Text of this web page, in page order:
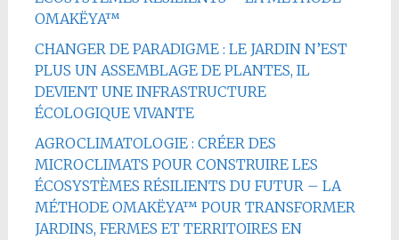
OMAKËYA™
CHANGER DE PARADIGME : LE JARDIN N’EST
PLUS UN ASSEMBLAGE DE PLANTES, IL
DEVIENT UNE INFRASTRUCTURE
ÉCOLOGIQUE VIVANTE
AGROCLIMATOLOGIE : CRÉER DES
MICROCLIMATS POUR CONSTRUIRE LES
ÉCOSYSTÈMES RÉSILIENTS DU FUTUR – LA
MÉTHODE OMAKËYA™ POUR TRANSFORMER
JARDINS, FERMES ET TERRITOIRES EN